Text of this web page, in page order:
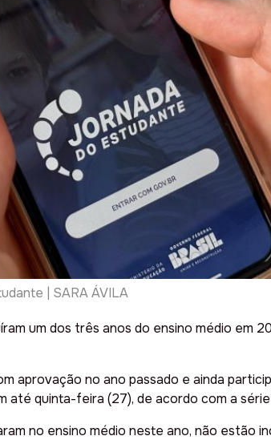
| SARA ÁVILA
um dos três anos do ensino médio em
aprovação no ano passado e ainda
até quinta-feira (27), de acordo com a
no ensino médio neste ano, não estão